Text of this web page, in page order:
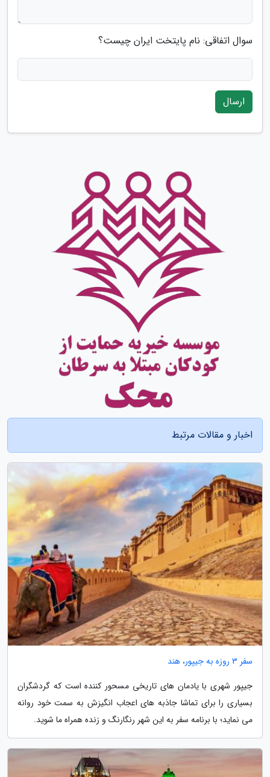
سوال اتفاقی: نام پایتخت ایران چیست؟
ارسال
اخبار و مقالات مرتبط
سفر 3 روزه به جیپور، هند
جیپور شهری با یادمان های تاریخی مسحور کننده است که گردشگران
بسیاری را برای تماشا جاذبه های اعجاب انگیزش به سمت خود روانه
می نماید؛ با برنامه سفر به این شهر رنگارنگ و زنده همراه ما شوید.